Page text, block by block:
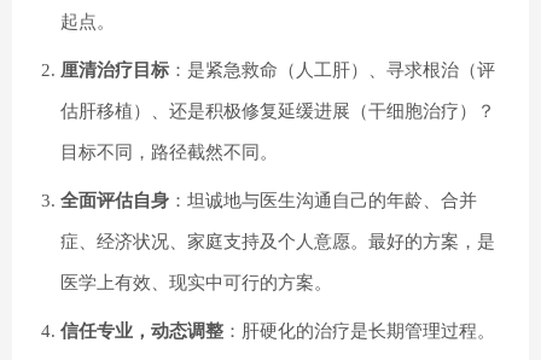
起点。
厘清治疗目标 ：是紧急救命（人工肝）、寻求根治（评
估肝移植）、还是积极修复延缓进展（干细胞治疗）？
目标不同，路径截然不同。
全面评估自身 ：坦诚地与医生沟通自己的年龄、合并
症、经济状况、家庭支持及个人意愿。最好的方案，是
医学上有效、现实中可行的方案。
信任专业，动态调整 ：肝硬化的治疗是长期管理过程。